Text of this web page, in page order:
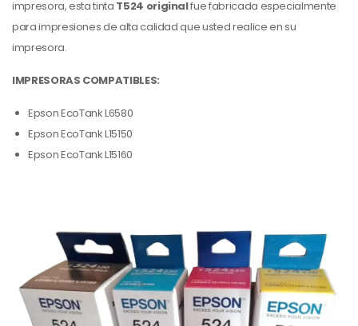
impresora, esta tinta T524 originalfue fabricada especialmente
para impresiones de alta calidad que usted realice en su
impresora.
IMPRESORAS COMPATIBLES:
Epson EcoTank L6580
Epson EcoTank L15150
Epson EcoTank L15160